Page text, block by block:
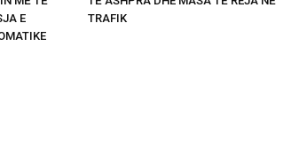
E
TRAFIK